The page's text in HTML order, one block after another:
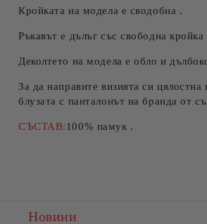
Ние ще се свържем с вас в рамките на
Кройката на модела е сводобна .
Ръкавът е дълъг със свободна кройка
Деколтето на модела е обло и
За да направите визията си цялостна
блузата с панталонът на бранда от
СЪСТАВ:100% памук .
Новини